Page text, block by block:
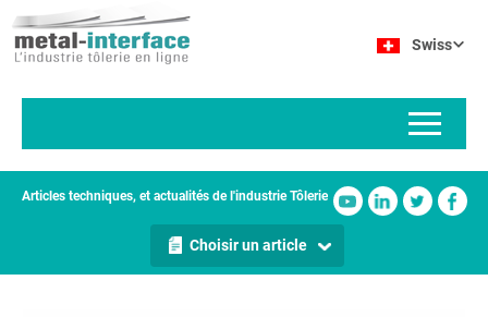
au
contenu
Swiss
Articles techniques, et actualités de l'industrie Tôlerie
Choisir un article